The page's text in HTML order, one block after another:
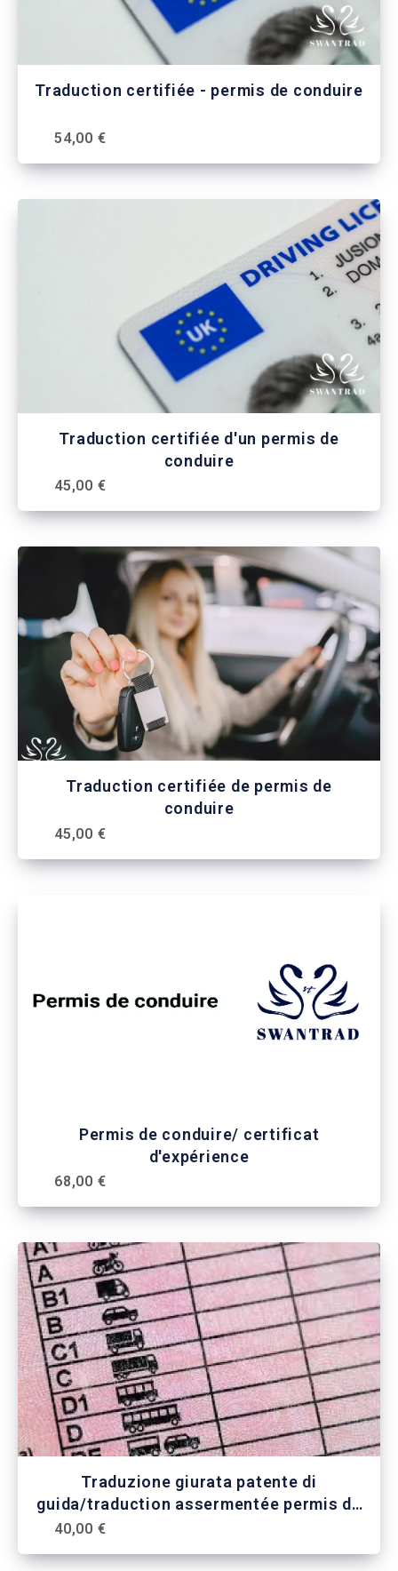
Traduction certifiée - permis de conduire
54,00 €
Traduction certifiée d'un permis de
conduire
45,00 €
Traduction certifiée de permis de
conduire
45,00 €
Permis de conduire/ certificat
d'expérience
68,00 €
Traduzione giurata patente di
guida/traduction assermentée permis de
40,00 €